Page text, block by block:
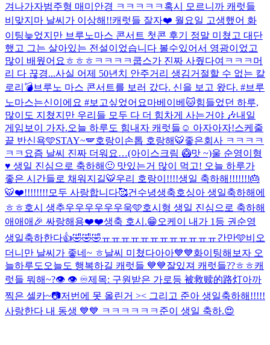
겨나가자범주형 매미안경 ㅋㅋㅋㅋㅋ 혹시 모르니까 캐럿들
비맞지마 날씨가 이상해!!캐럿들 잘자❤️ 월요일 고생했어 화
이팅늦었지만 브루노마스 콘서트 첫콘 후기 정말 미쳤고 대단
했고 그는 살아있는 전설이었습니다 볼수있어서 영광이었고
많이 배웠어요ㅎㅎㅎ ㅋㅋㅋㅋ쿱스가 진짜 사줬다여ㅋㅋㅋ 머
리 다 끊경...사실 어제 50년치 안주거리 생김거절할 수 없는 칼
로리💣브루노 마스 콘서트를 보러 갔다. 신을 보고 왔다. #브루
노마스는신이에요 #보고싶었어요마베이베 🐱힘들었던 하루,
많이도 지쳤지만 우리들 모두 다 더 힘차게 사는거야 🎶내일
게임보이 가자.오늘 하루도 힘내자 캐럿들☺️ 아자아자!스케줄
끝 반신욕🩵STAY~🪽호랑이손톱 호랑해🐯좋은회사 ㅋㅋㅋㅋ
ㅋㅋ 요즘 날씨 진짜 더워요…(아이스크림 🥝맛 ~)울 순영이형
♥️ 생일 진심으로 축하해🙂 맛있는거 많이 먹고! 오늘 하루가
좋은 시간들로 채워지길🐯우리 호랑이!!!!생일 축하해!!!!!!!🎂
🐯❤️!!!!!!!! 모두 사랑합니다🥰건수녕생축호싱아 생일축하해에
ㅎㅎ호시 생추우우우우우우욱🩵호시형 생일 진심으로 축하해
애애애🎉 싸랑해용❤️❤️생축 호시.😁오케이 내가 1등 권순영
생일축하한다👍🤣🤣🤣ㅠㅠㅠㅠㅠㅠㅠㅠㅠㅠㅠㅠ간만🩵비오
더니만 날씨가 좋네~ ㅎ날씨 미쳤다아아💙💙화이팅해보자 오
늘하루도 오늘도 행복하길 캐럿들 💙💙잘있져 캐럿들??ㅎㅎ캐
럿들 뭐해~?👁️ 👁️ ♾️제목: 구원받은 가로등 被救赎的路灯아까
찍은 셀카~📷저번에 못 올린거 >< 그리고 준아 생일축하해!!!!!
사랑한다 내 동생 💙💙 ㅋㅋㅋㅋㅋㅋ 준이 생일 축하.😍